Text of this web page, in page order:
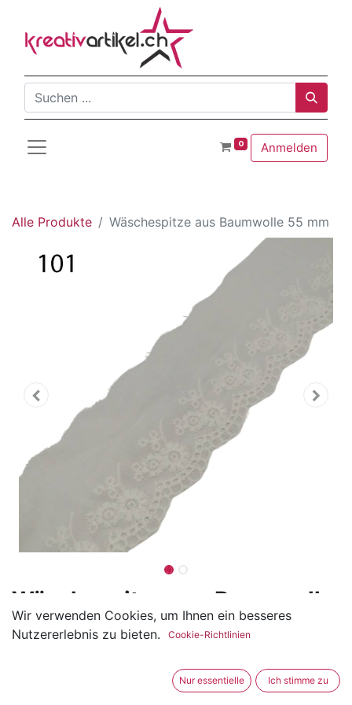
0 Anmelden
Alle Produkte Wäschespitze aus Baumwolle 55 mm
Wäschespitze aus Baumwolle
55 mm
Die Madeira Spitze (Wäschespitze) hat ein feines
Wir verwenden Cookies, um Ihnen ein besseres
Nutzererlebnis zu bieten.
Cookie-Richtlinien
Nur essentielle Ich stimme zu